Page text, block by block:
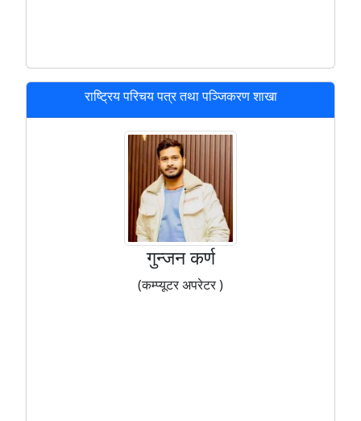
राष्ट्रिय परिचय पत्र तथा पञ्जिकरण शाखा
गुन्जन कर्ण
(कम्प्यूटर अपरेटर )